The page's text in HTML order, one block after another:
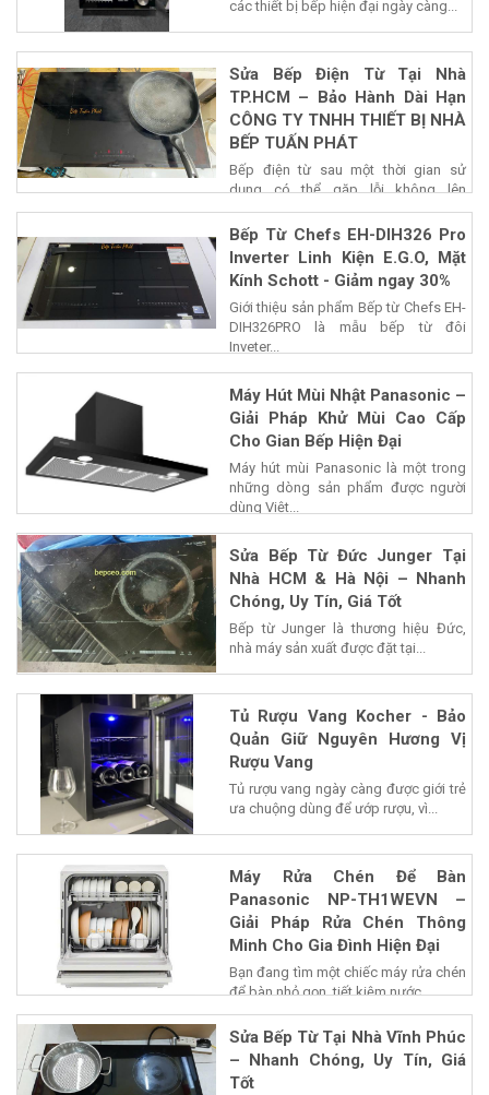
các thiết bị bếp hiện đại ngày càng...
Sửa Bếp Điện Từ Tại Nhà
TP.HCM – Bảo Hành Dài Hạn
CÔNG TY TNHH THIẾT BỊ NHÀ
BẾP TUẤN PHÁT
Bếp điện từ sau một thời gian sử
dụng có thể gặp lỗi không lên
nguồn,...
Bếp Từ Chefs EH-DIH326 Pro
Inverter Linh Kiện E.G.O, Mặt
Kính Schott - Giảm ngay 30%
Giới thiệu sản phẩm Bếp từ Chefs EH-
DIH326PRO là mẫu bếp từ đôi
Inveter...
Máy Hút Mùi Nhật Panasonic –
Giải Pháp Khử Mùi Cao Cấp
Cho Gian Bếp Hiện Đại
Máy hút mùi Panasonic là một trong
những dòng sản phẩm được người
dùng Việt...
Sửa Bếp Từ Đức Junger Tại
Nhà HCM & Hà Nội – Nhanh
Chóng, Uy Tín, Giá Tốt
Bếp từ Junger là thương hiệu Đức,
nhà máy sản xuất được đặt tại...
Tủ Rượu Vang Kocher - Bảo
Quản Giữ Nguyên Hương Vị
Rượu Vang
Tủ rượu vang ngày càng được giới trẻ
ưa chuộng dùng để ướp rượu, vì...
Máy Rửa Chén Để Bàn
Panasonic NP-TH1WEVN –
Giải Pháp Rửa Chén Thông
Minh Cho Gia Đình Hiện Đại
Bạn đang tìm một chiếc máy rửa chén
để bàn nhỏ gọn, tiết kiệm nước...
Sửa Bếp Từ Tại Nhà Vĩnh Phúc
– Nhanh Chóng, Uy Tín, Giá
Tốt